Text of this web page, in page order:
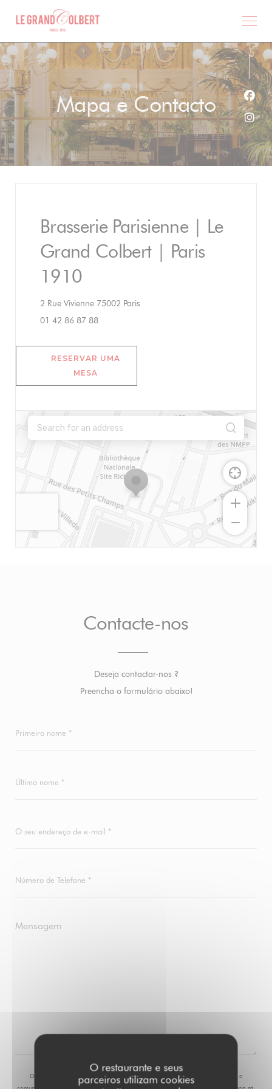
Painel de Gerenciamento de Cookies
O restaurante e seus
parceiros utilizam cookies
Mapa e Contacto
Brasserie Parisienne | Le
Grand Colbert | Paris
1910
2 Rue Vivienne 75002 Paris
01 42 86 87 88
RESERVAR UMA
MESA
Contacte-nos
Deseja contactar-nos ?
Preencha o formulário abaixo!
De acordo com a legislação de proteção de dados, tem o direito de se opor a